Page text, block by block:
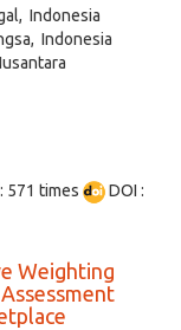
Indonesia
Indonesia
571 times
DOI :
Weighting